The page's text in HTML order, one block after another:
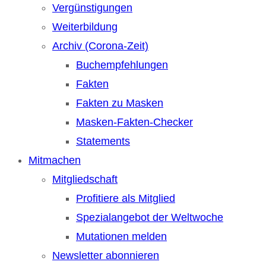
Vergünstigungen
Weiterbildung
Archiv (Corona-Zeit)
Buchempfehlungen
Fakten
Fakten zu Masken
Masken-Fakten-Checker
Statements
Mitmachen
Mitgliedschaft
Profitiere als Mitglied
Spezialangebot der Weltwoche
Mutationen melden
Newsletter abonnieren